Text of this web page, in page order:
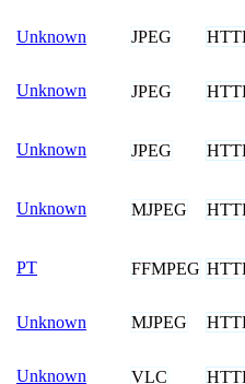
Unknown JPEG
Unknown JPEG
Unknown JPEG
Unknown MJPEG
PT FFMPEG
Unknown MJPEG
Unknown VLC